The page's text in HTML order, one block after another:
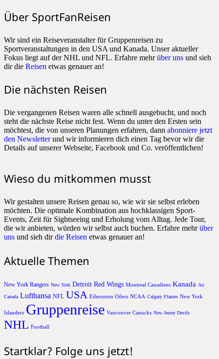
Über SportFanReisen
Wir sind ein Reiseveranstalter für Gruppenreisen zu
Sportveranstaltungen in den USA und Kanada. Unser aktueller
Fokus liegt auf der NHL und NFL. Erfahre mehrüber uns und sieh
dir die Reisen etwas genauer an!
Die nächsten Reisen
Die vergangenen Reisen waren alle schnell ausgebucht, und noch
steht die nächste Reise nicht fest. Wenn du unter den Ersten sein
möchtest, die von unseren Planungen erfahren, dann abonniere jetzt
den Newsletterund wir informieren dich einen Tag bevor wir die
Details auf unserer Webseite, Facebook und Co. veröffentlichen!
Wieso du mitkommen musst
Wir gestalten unsere Reisen genau so, wie wir sie selbst erleben
möchten. Die optimale Kombination aus hochklassigen Sport-
Events, Zeit für Sightseeing und Erholung vom Alltag. Jede Tour,
die wir anbieten, würden wir selbst auch buchen. Erfahre mehrüber
uns und sieh dirdie Reisen etwas genauer an!
Aktuelle Themen
New York Rangers New York Detroit Red Wings Montreal Canadiens Kanada Air
Canada Lufthansa NFL USA Edmonton Oilers NCAA Calgary Flames New York
Islanders Gruppenreise Vancouver Canucks New Jersey Devils
NHL Football
Startklar? Folge uns jetzt!